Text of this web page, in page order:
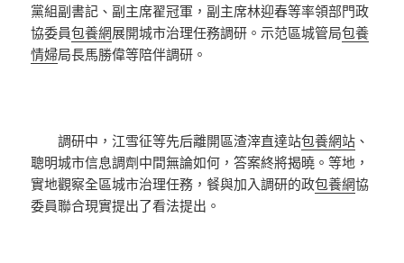
黨組副書記、副主席翟冠軍，副主席林迎春等率領部門政
協委員包養網展開城市治理任務調研。示范區城管局包養
情婦局長馬勝偉等陪伴調研。
調研中，江雪征等先后離開區渣滓直達站包養網站 、
聰明城市信息調劑中間無論如何，答案終將揭曉。等地，
實地觀察全區城市治理任務，餐與加入調研的政包養網協
委員聯合現實提出了看法提出。